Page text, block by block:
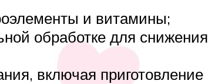
и витамины;
обработке для
включая